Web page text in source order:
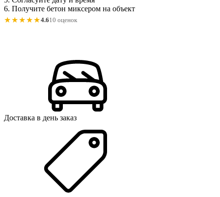
6. Получите бетон миксером на объект
★★★★★4.610 оценок
Доставка в день заказ